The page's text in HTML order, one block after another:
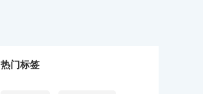
热门标签